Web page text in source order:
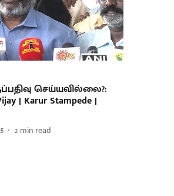
செய்யவில்லை?:
| Karur Stampede |
2 min read